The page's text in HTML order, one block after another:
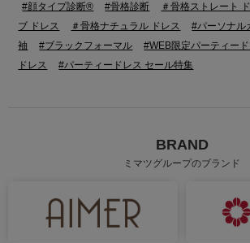
#顔タイプ診断® #骨格診断 ＃骨格ストレート
ブ ドレス
＃骨格ナチュラル ドレス #パーソナル
袖
#ブラックフォーマル #WEB限定パーティー
ドレス
#パーティードレス セール特集
BRAND
ミマツグループのブランド